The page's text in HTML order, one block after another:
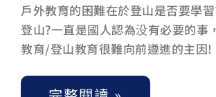
戶外教育的困難在於登山是否要學
登山?一直是國人認為没有必要的事
教育/登山教育很難向前遵進的主因!